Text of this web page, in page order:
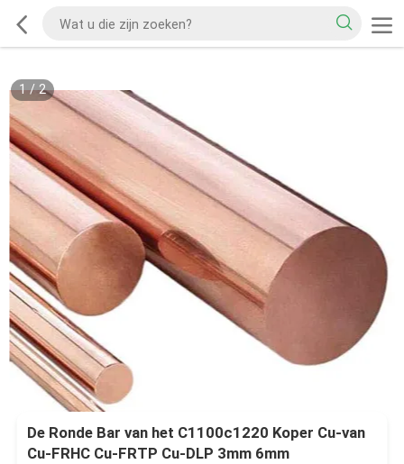
1/2
De Ronde Bar van het C1100c1220 Koper Cu-van
Cu-FRHC Cu-FRTP Cu-DLP 3mm 6mm